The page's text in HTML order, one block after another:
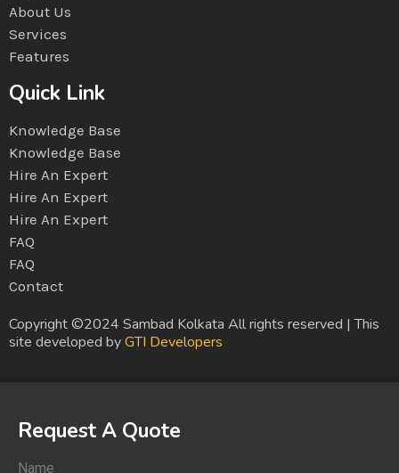
About Us
Services
Features
Quick Link
Knowledge Base
Knowledge Base
Hire An Expert
Hire An Expert
Hire An Expert
FAQ
FAQ
Contact
Copyright ©2024 Sambad Kolkata All rights reserved | This
site developed byGTI Developers
Request A Quote
Name